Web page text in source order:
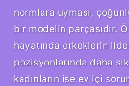
normlara uyması,
bir modelin parçasıdır.
hayatında erkeklerin
pozisyonlarında daha
kadınların ise ev içi